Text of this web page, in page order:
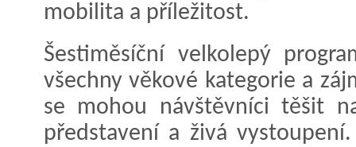
mobilita a příležitost.
Šestiměsíční velkolepý
všechny věkové kategorie a
se mohou návštěvníci těšit
představení a živá